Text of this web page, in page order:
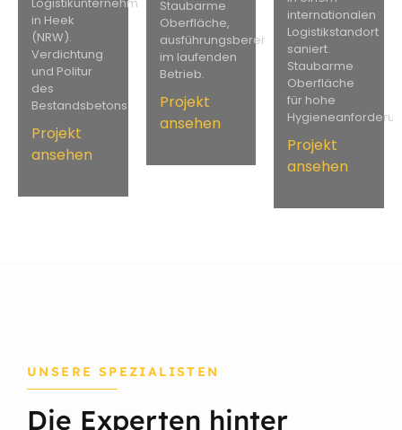
in Heek
(NRW).
Verdichtung
und Politur
des
Bestandsbetons.
Projekt
ansehen
Staubarme
Oberfläche,
ausführungsbereit
im laufenden
Betrieb.
Projekt
ansehen
internationalen
Logistikstandort
saniert.
Staubarme
Oberfläche
für hohe
Projekt
ansehen
UNSERE SPEZIALISTEN
Die Experten hinter